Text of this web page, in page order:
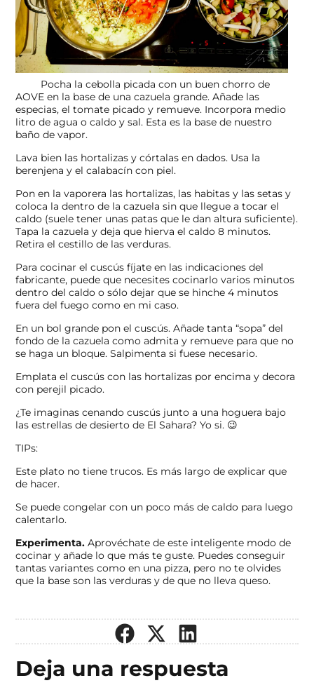
Pocha la cebolla picada con un buen chorro de
AOVE en la base de una cazuela grande. Añade las
especias, el tomate picado y remueve. Incorpora medio
litro de agua o caldo y sal. Esta es la base de nuestro
baño de vapor.
Lava bien las hortalizas y córtalas en dados. Usa la
berenjena y el calabacín con piel.
Pon en la vaporera las hortalizas, las habitas y las setas y
coloca la dentro de la cazuela sin que llegue a tocar el
caldo (suele tener unas patas que le dan altura suficiente).
Tapa la cazuela y deja que hierva el caldo 8 minutos.
Retira el cestillo de las verduras.
Para cocinar el cuscús fíjate en las indicaciones del
fabricante, puede que necesites cocinarlo varios minutos
dentro del caldo o sólo dejar que se hinche 4 minutos
fuera del fuego como en mi caso.
En un bol grande pon el cuscús. Añade tanta “sopa” del
fondo de la cazuela como admita y remueve para que no
se haga un bloque. Salpimenta si fuese necesario.
Emplata el cuscús con las hortalizas por encima y decora
con perejil picado.
¿Te imaginas cenando cuscús junto a una hoguera bajo
las estrellas de desierto de El Sahara? Yo si. 😉
TIPs:
Este plato no tiene trucos. Es más largo de explicar que
de hacer.
Se puede congelar con un poco más de caldo para luego
calentarlo.
Experimenta. Aprovéchate de este inteligente modo de
cocinar y añade lo que más te guste. Puedes conseguir
tantas variantes como en una pizza, pero no te olvides
que la base son las verduras y de que no lleva queso.
Deja una respuesta